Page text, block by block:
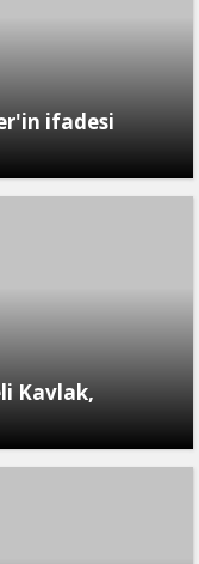
ifadesi
Kavlak,